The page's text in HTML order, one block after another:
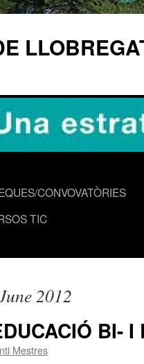
CONVOVATÒRIES
TIC
2012
BI- I
Mestres